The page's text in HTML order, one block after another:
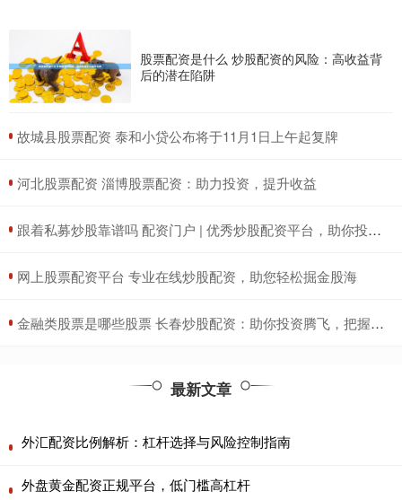
股票配资是什么 炒股配资的风险：高收益背
后的潜在陷阱
​故城县股票配资 泰和小贷公布将于11月1日上午起复牌
​河北股票配资 淄博股票配资：助力投资，提升收益
​跟着私募炒股靠谱吗 配资门户 | 优秀炒股配资平台，助你投资更轻松
​网上股票配资平台 专业在线炒股配资，助您轻松掘金股海
​金融类股票是哪些股票 长春炒股配资：助你投资腾飞，把握财富机遇
最新文章
外汇配资比例解析：杠杆选择与风险控制指南
外盘黄金配资正规平台，低门槛高杠杆